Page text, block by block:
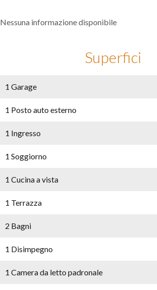
Nessuna informazione disponibile
Superfici
1 Garage
1 Posto auto esterno
1 Ingresso
1 Soggiorno
1 Cucina a vista
1 Terrazza
2 Bagni
1 Disimpegno
1 Camera da letto padronale